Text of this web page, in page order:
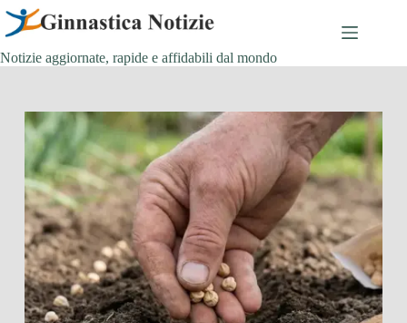
Salta
contenuto
Notizie aggiornate, rapide e affidabili dal mondo